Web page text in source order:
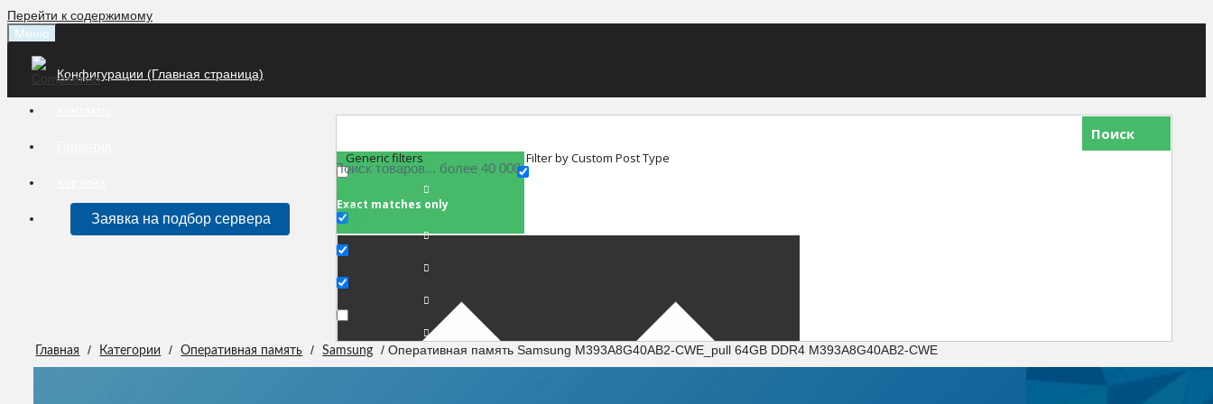
Перейти к содержимому
Меню
Конфигурации (Главная страница)
Заявка на подбор сервера
Поиск
Generic filters
Exact matches only
Filter by Custom Post Type
Главная / Категории / Оперативная память / Samsung / Оперативная память Samsung M393A8G40AB2-CWE_pull 64GB DDR4 M393A8G40AB2-CWE